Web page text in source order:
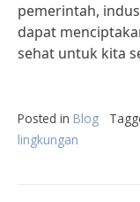
pemerintah,
dapat
sehat untuk kita
Posted in Blog
lingkungan